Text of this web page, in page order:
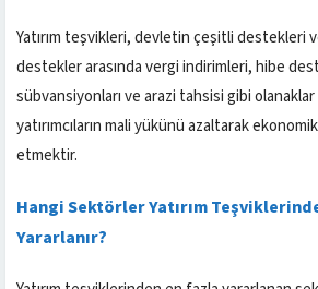
Yatırım teşvikleri, devletin çeşitli destekleri
destekler arasında vergi indirimleri, hibe
sübvansiyonları ve arazi tahsisi gibi
yatırımcıların mali yükünü azaltarak
etmektir.
Hangi Sektörler Yatırım
Yararlanır?